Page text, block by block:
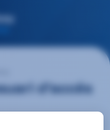
d'accés